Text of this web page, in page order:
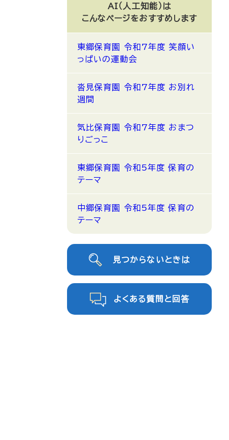
AI（人工知能）は
こんなページをおすすめします
東郷保育園 令和7年度 笑顔い
っぱいの運動会
沓見保育園 令和7年度 お別れ
週間
気比保育園 令和7年度 おまつ
りごっこ
東郷保育園 令和5年度 保育の
テーマ
中郷保育園 令和5年度 保育の
テーマ
見つからないときは
よくある質問と回答